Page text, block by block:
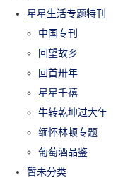
星星生活专题特刊
中国专刊
回望故乡
回首卅年
星星千禧
牛转乾坤过大年
缅怀林顿专题
葡萄酒品鉴
暂未分类